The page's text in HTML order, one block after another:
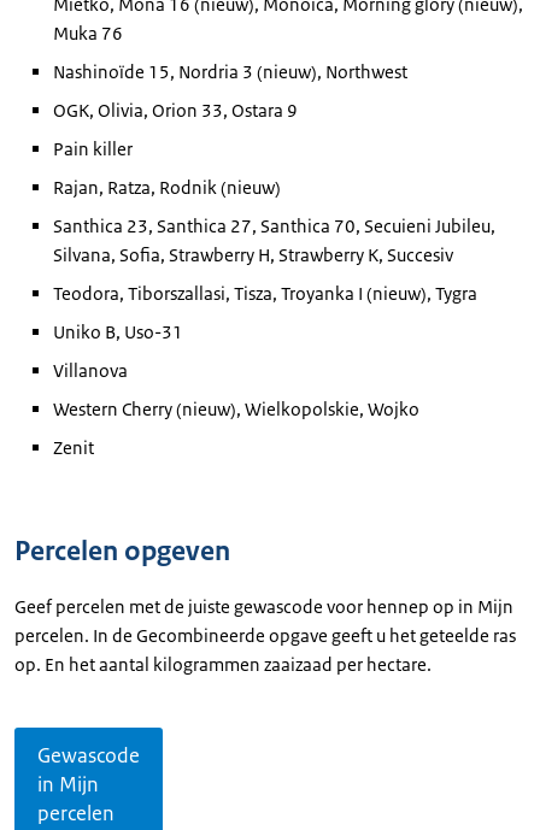
Muka 76
Nashinoïde 15, Nordria 3 (nieuw), Northwest
OGK, Olivia, Orion 33, Ostara 9
Pain killer
Rajan, Ratza, Rodnik (nieuw)
Santhica 23, Santhica 27, Santhica 70, Secuieni Jubileu,
Silvana, Sofia, Strawberry H, Strawberry K, Succesiv
Teodora, Tiborszallasi, Tisza, Troyanka I (nieuw), Tygra
Uniko B, Uso-31
Villanova
Western Cherry (nieuw), Wielkopolskie, Wojko
Zenit
Percelen opgeven
Geef percelen met de juiste gewascode voor hennep op in Mijn
percelen. In de Gecombineerde opgave geeft u het geteelde ras
op. En het aantal kilogrammen zaaizaad per hectare.
Gewascode
in Mijn
percelen